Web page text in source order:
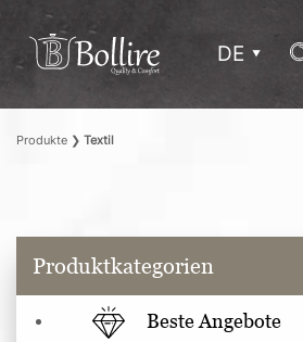
DE
Produkte ❯ Textil
Produktkategorien
Beste Angebote